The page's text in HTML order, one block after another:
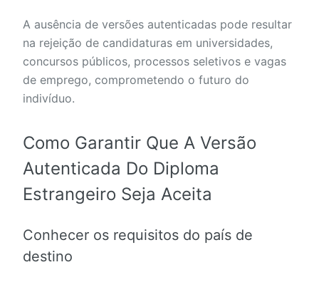
A ausência de versões autenticadas pode resultar
na rejeição de candidaturas em universidades,
concursos públicos, processos seletivos e vagas
de emprego, comprometendo o futuro do
indivíduo.
Como Garantir Que A Versão
Autenticada Do Diploma
Estrangeiro Seja Aceita
Conhecer os requisitos do país de
destino